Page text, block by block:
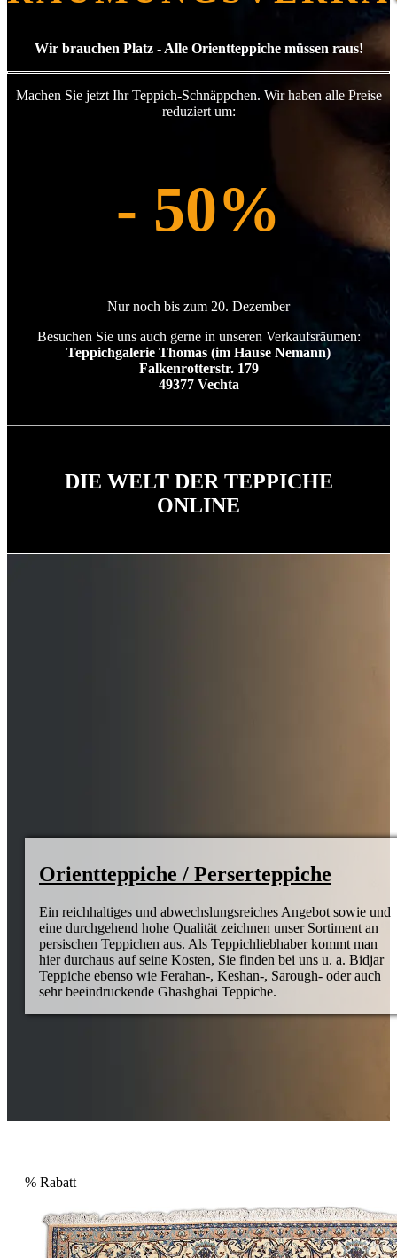
Wir brauchen Platz - Alle Orientteppiche müssen raus!
Machen Sie jetzt Ihr Teppich-Schnäppchen. Wir haben alle Preise
reduziert um:
- 50%
Nur noch bis zum 20. Dezember
Besuchen Sie uns auch gerne in unseren Verkaufsräumen:
Teppichgalerie Thomas (im Hause Nemann)
Falkenrotterstr. 179
49377 Vechta
DIE WELT DER TEPPICHE
ONLINE
Orientteppiche / Perserteppiche
Ein reichhaltiges und abwechslungsreiches Angebot sowie und
eine durchgehend hohe Qualität zeichnen unser Sortiment an
persischen Teppichen aus. Als Teppichliebhaber kommt man
hier durchaus auf seine Kosten, Sie finden bei uns u. a. Bidjar
Teppiche ebenso wie Ferahan-, Keshan-, Sarough- oder auch
sehr beeindruckende Ghashghai Teppiche.
% Rabatt